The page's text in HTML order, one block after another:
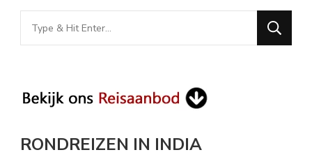
Looking
for
RONDREIZEN IN INDIA